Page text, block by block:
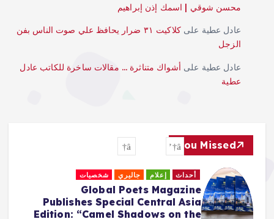
محسن شوقي | اسمك إذن إبراهيم
عادل عطية على
كلاكيت ٣١ ضرار يحافظ علي صوت الناس بفن
الزجل
عادل عطية على أشواك متناثرة … مقالات ساخرة للكاتب عادل
عطية
You Missed
أحداث إعلام جاليري شخصيات
Global Poets Magazine
Publishes Special Central Asia
Edition: “Camel Shadows on the